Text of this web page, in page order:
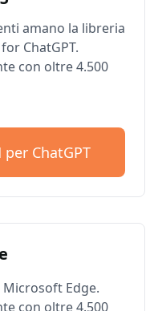
amano la libreria
ChatGPT.
con oltre 4.500
per ChatGPT
Edge.
con oltre 4.500